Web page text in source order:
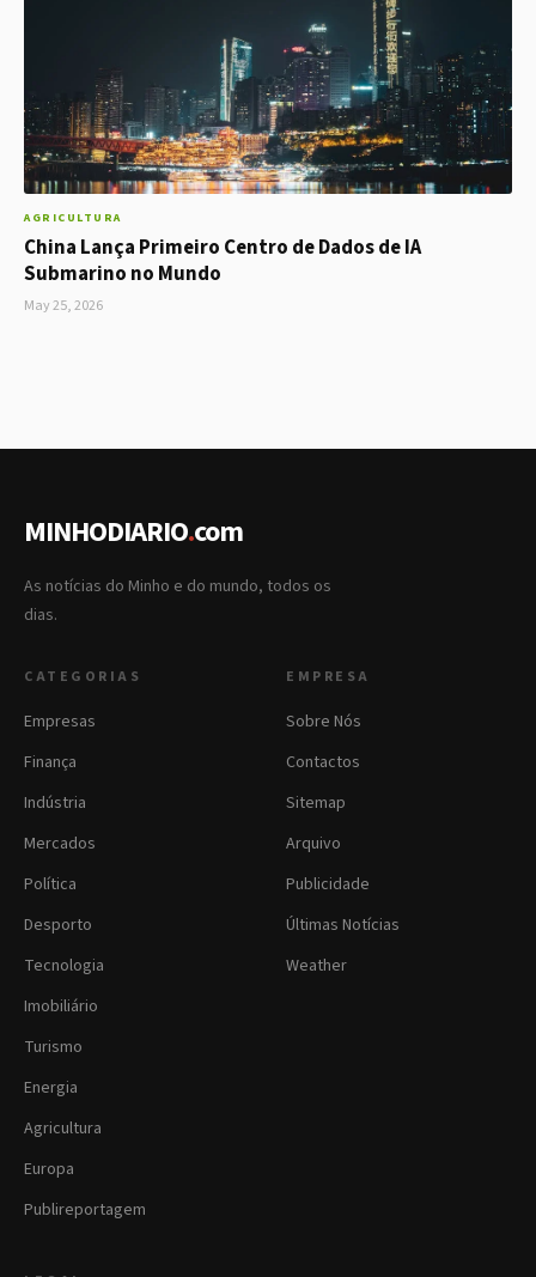
AGRICULTURA
China Lança Primeiro Centro de Dados de IA
Submarino no Mundo
May 25, 2026
MINHODIARIO.com
As notícias do Minho e do mundo, todos os
dias.
CATEGORIAS
Empresas
Finança
Indústria
Mercados
Política
Desporto
Tecnologia
Imobiliário
Turismo
Energia
Agricultura
Europa
Publireportagem
EMPRESA
Sobre Nós
Contactos
Sitemap
Arquivo
Publicidade
Últimas Notícias
Weather